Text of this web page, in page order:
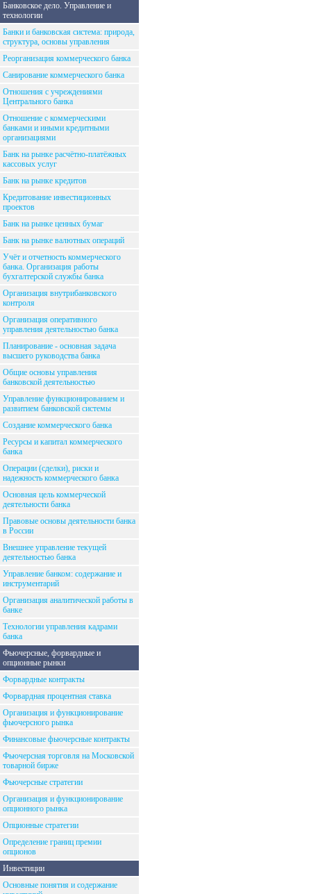
Банковское дело. Управление и
технологии
Банки и банковская система: природа,
структура, основы управления
Реорганизация коммерческого банка
Санирование коммерческого банка
Отношения с учреждениями
Центрального банка
Отношение с коммерческими
банками и иными кредитными
организациями
Банк на рынке расчётно-платёжных
кассовых услуг
Банк на рынке кредитов
Кредитование инвестиционных
проектов
Банк на рынке ценных бумаг
Банк на рынке валютных операций
Учёт и отчетность коммерческого
банка. Организация работы
бухгалтерской службы банка
Организация внутрибанковского
контроля
Организация оперативного
управления деятельностью банка
Планирование - основная задача
высшего руководства банка
Общие основы управления
банковской деятельностью
Управление функционированием и
развитием банковской системы
Создание коммерческого банка
Ресурсы и капитал коммерческого
банка
Операции (сделки), риски и
надежность коммерческого банка
Основная цель коммерческой
деятельности банка
Правовые основы деятельности банка
в России
Внешнее управление текущей
деятельностью банка
Управление банком: содержание и
инструментарий
Организация аналитической работы в
банке
Технологии управления кадрами
банка
Фьючерсные, форвардные и
опционные рынки
Форвардные контракты
Форвардная процентная ставка
Организация и функционирование
фьючерсного рынка
Финансовые фьючерсные контракты
Фьючерсная торговля на Московской
товарной бирже
Фьючерсные стратегии
Организация и функционирование
опционного рынка
Опционные стратегии
Определение границ премии
опционов
Инвестиции
Основные понятия и содержание